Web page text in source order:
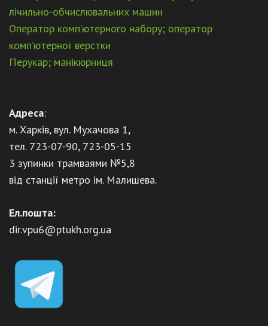
лічильно-обчислювальних машин
Оператор комп’ютерного набору; оператор
комп’ютерної верстки
Перукар; манікюрниця
Адреса:
м. Харків, вул. Мухачова 1,
тел. 723-07-90, 723-05-15
3 зупинки трамваями №5,8
від станції метро ім. Малишева.
Ел.пошта:
dir.vpu6@ptukh.org.ua